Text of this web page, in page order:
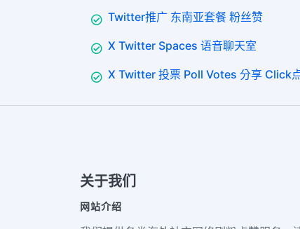
Twitter推广 东南亚套餐 粉丝赞
X Twitter Spaces 语音聊天室
X Twitter 投票 Poll Votes 分享 Click
关于我们
网站介绍